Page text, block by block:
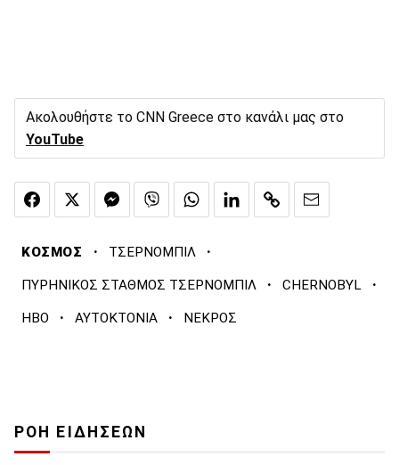
Ακολουθήστε το CNN Greece στο κανάλι μας στο
YouTube
ΚΟΣΜΟΣ · ΤΣΕΡΝΟΜΠΙΛ ·
ΠΥΡΗΝΙΚΟΣ ΣΤΑΘΜΟΣ ΤΣΕΡΝΟΜΠΙΛ · CHERNOBYL ·
HBO · ΑΥΤΟΚΤΟΝΙΑ · ΝΕΚΡΟΣ
ΡΟΗ ΕΙΔΗΣΕΩΝ